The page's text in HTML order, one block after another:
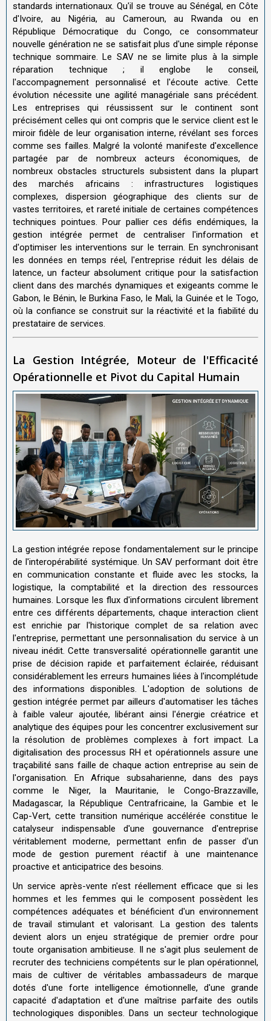
standards internationaux. Qu'il se trouve au Sénégal, en Côte
d'Ivoire, au Nigéria, au Cameroun, au Rwanda ou en
République Démocratique du Congo, ce consommateur
nouvelle génération ne se satisfait plus d'une simple réponse
technique sommaire. Le SAV ne se limite plus à la simple
réparation technique ; il englobe le conseil,
l'accompagnement personnalisé et l'écoute active. Cette
évolution nécessite une agilité managériale sans précédent.
Les entreprises qui réussissent sur le continent sont
précisément celles qui ont compris que le service client est le
miroir fidèle de leur organisation interne, révélant ses forces
comme ses failles. Malgré la volonté manifeste d'excellence
partagée par de nombreux acteurs économiques, de
nombreux obstacles structurels subsistent dans la plupart
des marchés africains : infrastructures logistiques
complexes, dispersion géographique des clients sur de
vastes territoires, et rareté initiale de certaines compétences
techniques pointues. Pour pallier ces défis endémiques, la
gestion intégrée permet de centraliser l'information et
d'optimiser les interventions sur le terrain. En synchronisant
les données en temps réel, l'entreprise réduit les délais de
latence, un facteur absolument critique pour la satisfaction
client dans des marchés dynamiques et exigeants comme le
Gabon, le Bénin, le Burkina Faso, le Mali, la Guinée et le Togo,
où la confiance se construit sur la réactivité et la fiabilité du
prestataire de services.
La Gestion Intégrée, Moteur de l'Efficacité
Opérationnelle et Pivot du Capital Humain
La gestion intégrée repose fondamentalement sur le principe
de l'interopérabilité systémique. Un SAV performant doit être
en communication constante et fluide avec les stocks, la
logistique, la comptabilité et la direction des ressources
humaines. Lorsque les flux d'informations circulent librement
entre ces différents départements, chaque interaction client
est enrichie par l'historique complet de sa relation avec
l'entreprise, permettant une personnalisation du service à un
niveau inédit. Cette transversalité opérationnelle garantit une
prise de décision rapide et parfaitement éclairée, réduisant
considérablement les erreurs humaines liées à l'incomplétude
des informations disponibles. L'adoption de solutions de
gestion intégrée permet par ailleurs d'automatiser les tâches
à faible valeur ajoutée, libérant ainsi l'énergie créatrice et
analytique des équipes pour les concentrer exclusivement sur
la résolution de problèmes complexes à fort impact. La
digitalisation des processus RH et opérationnels assure une
traçabilité sans faille de chaque action entreprise au sein de
l'organisation. En Afrique subsaharienne, dans des pays
comme le Niger, la Mauritanie, le Congo-Brazzaville,
Madagascar, la République Centrafricaine, la Gambie et le
Cap-Vert, cette transition numérique accélérée constitue le
catalyseur indispensable d'une gouvernance d'entreprise
véritablement moderne, permettant enfin de passer d'un
mode de gestion purement réactif à une maintenance
proactive et anticipatrice des besoins.
Un service après-vente n'est réellement efficace que si les
hommes et les femmes qui le composent possèdent les
compétences adéquates et bénéficient d'un environnement
de travail stimulant et valorisant. La gestion des talents
devient alors un enjeu stratégique de premier ordre pour
toute organisation ambitieuse. Il ne s'agit plus seulement de
recruter des techniciens compétents sur le plan opérationnel,
mais de cultiver de véritables ambassadeurs de marque
dotés d'une forte intelligence émotionnelle, d'une grande
capacité d'adaptation et d'une maîtrise parfaite des outils
technologiques disponibles. Dans un secteur technologique